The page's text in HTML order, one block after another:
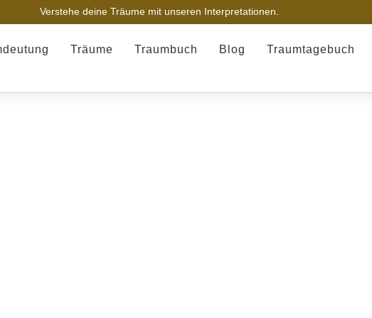
Verstehe deine Träume mit unseren Interpretationen.
Träume Traumbuch Blog Traumtagebuch